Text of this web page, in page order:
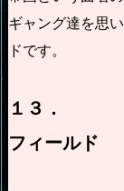
ギャング達を思
ドです。
１３．
フィールド